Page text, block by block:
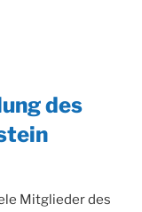
des
Mitglieder des